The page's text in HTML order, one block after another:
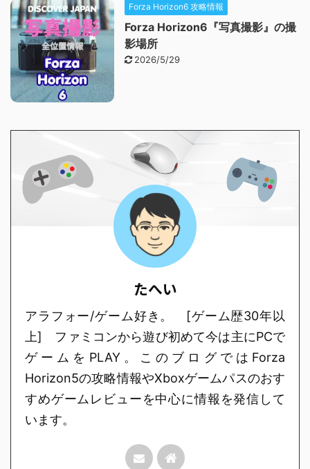
Forza Horizon6 攻略情報
Forza Horizon6『写真撮影』の撮
影場所
2026/5/29
たへい
アラフォー/ゲーム好き。 [ゲーム歴30年以
上] ファミコンから遊び初めて今は主にPCで
ゲームをPLAY。このブログではForza
Horizon5の攻略情報やXboxゲームパスのおす
すめゲームレビューを中心に情報を発信して
います。